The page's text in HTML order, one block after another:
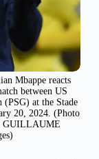
Mbappe reacts
between US
at the Stade
20, 2024. (Photo
GUILLAUME